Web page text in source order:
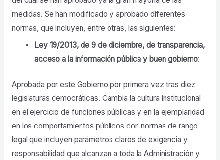
medidas. Se han modificado y aprobado diferentes
normas, que incluyen, entre otras, las siguientes:
Ley 19/2013, de 9 de diciembre, de transparencia,
acceso a la información pública y buen gobierno:
Aprobada por este Gobierno por primera vez tras diez
legislaturas democráticas. Cambia la cultura institucional
en el ejercicio de funciones públicas y en la ejemplaridad
en los comportamientos públicos con normas de rango
legal que incluyen parámetros claros de exigencia y
responsabilidad que alcanzan a toda la Administración y